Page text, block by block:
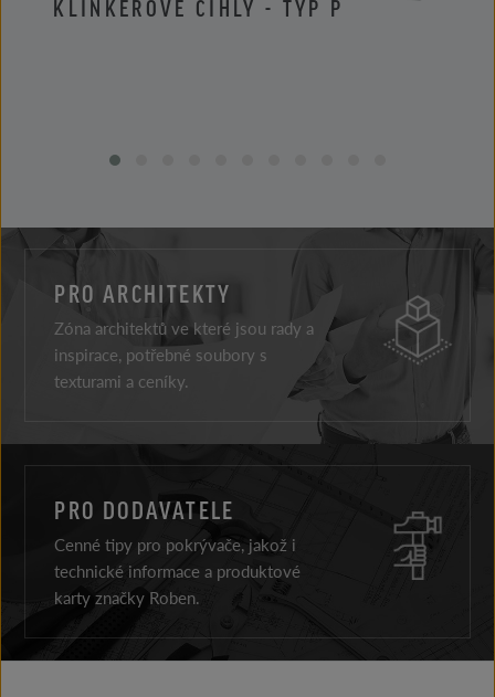
KLINKEROVÉ CIHLY - TYP P
PRO ARCHITEKTY
Zóna architektů ve které jsou rady a
inspirace, potřebné soubory s
texturami a ceníky.
PRO DODAVATELE
Cenné tipy pro pokrývače, jakož i
technické informace a produktové
karty značky Roben.